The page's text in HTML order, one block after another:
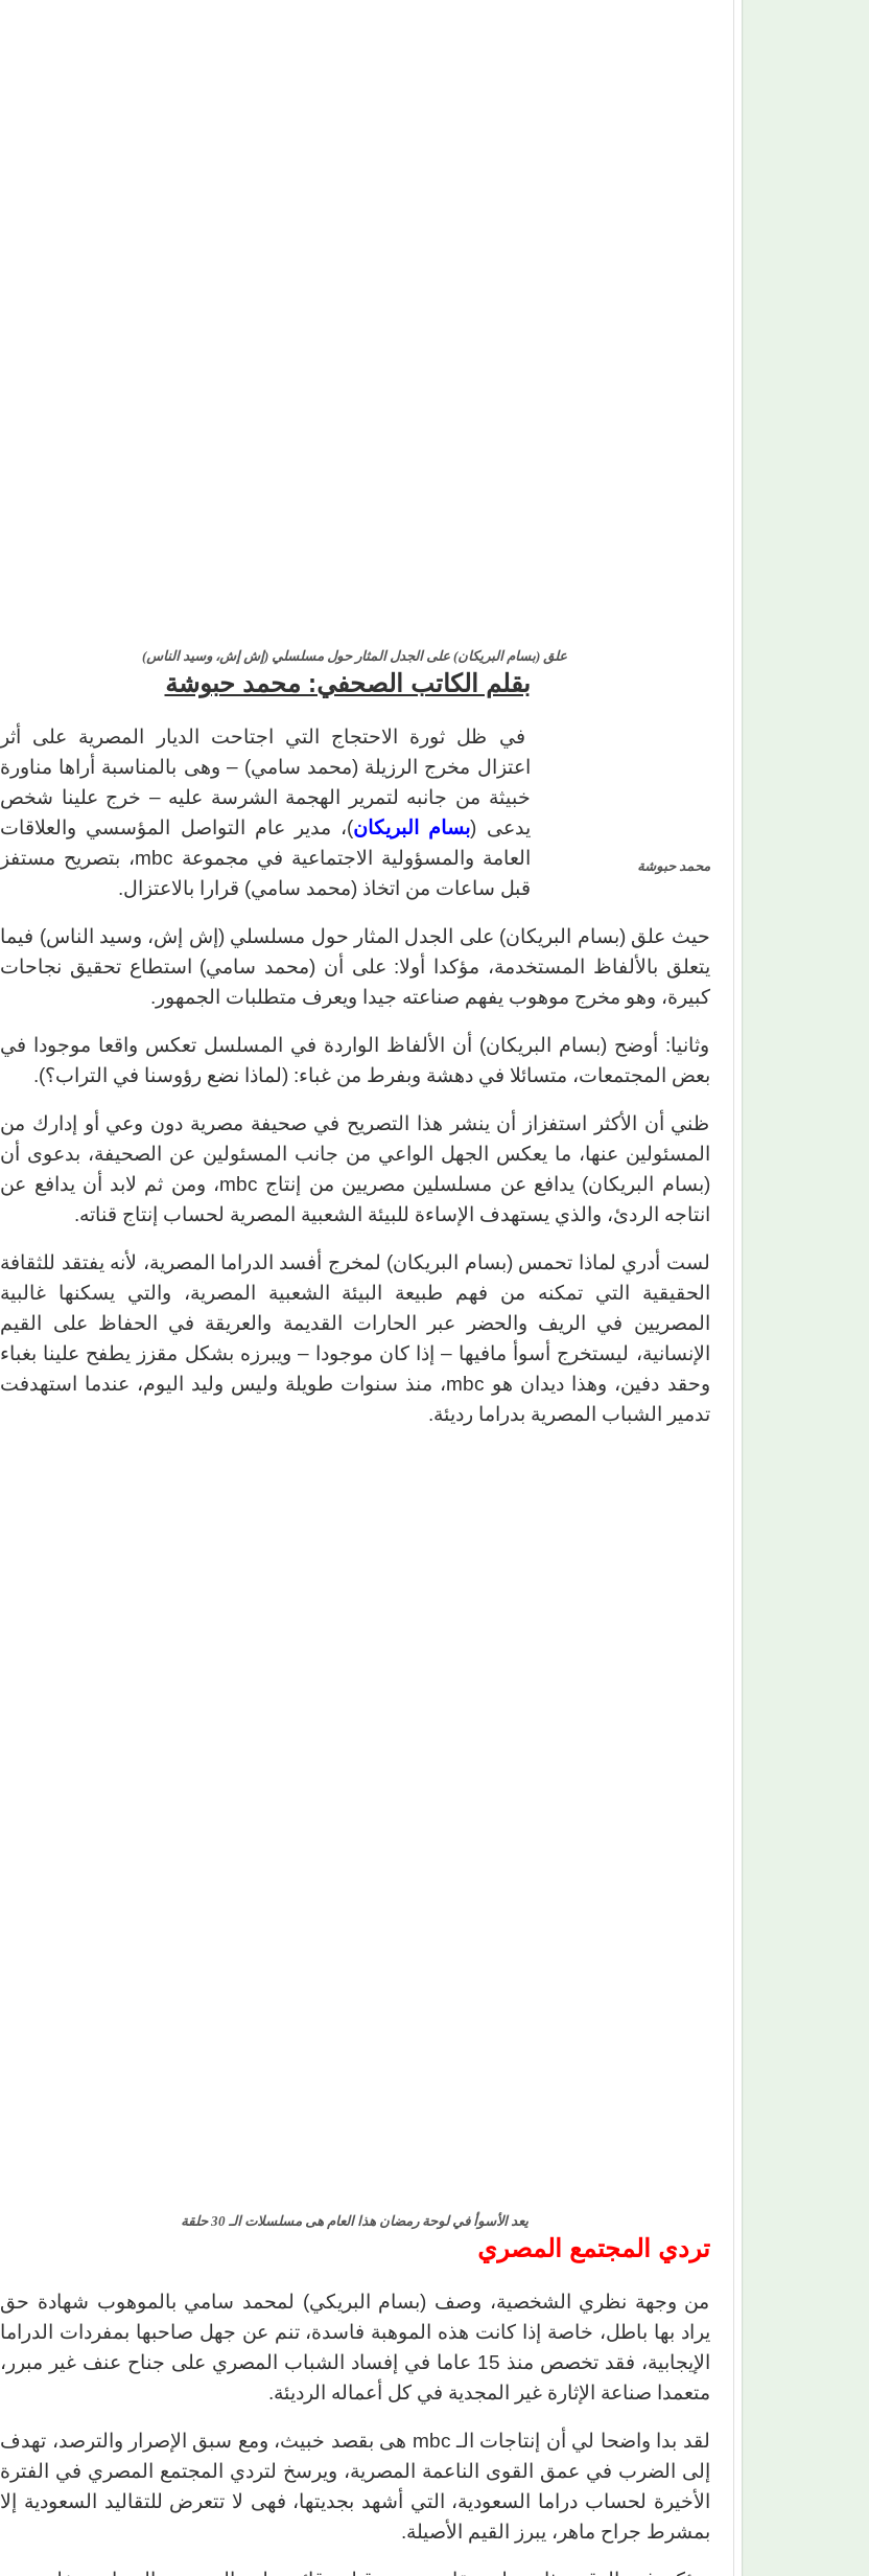
علق (بسام البريكان) على الجدل المثار حول مسلسلي (إش إش، وسيد الناس)
محمد حبوشة
بقلم الكاتب الصحفي: محمد حبوشة
في ظل ثورة الاحتجاج التي اجتاحت الديار المصرية على أثر
اعتزال مخرج الرزيلة (محمد سامي) – وهى بالمناسبة أراها مناورة
خبيثة من جانبه لتمرير الهجمة الشرسة عليه – خرج علينا شخص
يدعى (بسام البريكان)، مدير عام التواصل المؤسسي والعلاقات
العامة والمسؤولية الاجتماعية في مجموعة mbc، بتصريح مستفز
قبل ساعات من اتخاذ (محمد سامي) قرارا بالاعتزال.
حيث علق (بسام البريكان) على الجدل المثار حول مسلسلي (إش إش، وسيد الناس) فيما
يتعلق بالألفاظ المستخدمة، مؤكدا أولا: على أن (محمد سامي) استطاع تحقيق نجاحات
كبيرة، وهو مخرج موهوب يفهم صناعته جيدا ويعرف متطلبات الجمهور.
وثانيا: أوضح (بسام البريكان) أن الألفاظ الواردة في المسلسل تعكس واقعا موجودا في
بعض المجتمعات، متسائلا في دهشة وبفرط من غباء: (لماذا نضع رؤوسنا في التراب؟).
ظني أن الأكثر استفزاز أن ينشر هذا التصريح في صحيفة مصرية دون وعي أو إدارك من
المسئولين عنها، ما يعكس الجهل الواعي من جانب المسئولين عن الصحيفة، بدعوى أن
(بسام البريكان) يدافع عن مسلسلين مصريين من إنتاج mbc، ومن ثم لابد أن يدافع عن
انتاجه الردئ، والذي يستهدف الإساءة للبيئة الشعبية المصرية لحساب إنتاج قناته.
لست أدري لماذا تحمس (بسام البريكان) لمخرج أفسد الدراما المصرية، لأنه يفتقد للثقافة
الحقيقية التي تمكنه من فهم طبيعة البيئة الشعبية المصرية، والتي يسكنها غالبية
المصريين في الريف والحضر عبر الحارات القديمة والعريقة في الحفاظ على القيم
الإنسانية، ليستخرج أسوأ مافيها – إذا كان موجودا – ويبرزه بشكل مقزز يطفح علينا بغباء
وحقد دفين، وهذا ديدان هو mbc، منذ سنوات طويلة وليس وليد اليوم، عندما استهدفت
تدمير الشباب المصرية بدراما رديئة.
يعد الأسوأ في لوحة رمضان هذا العام هى مسلسلات الـ 30 حلقة
تردي المجتمع المصري
من وجهة نظري الشخصية، وصف (بسام البريكي) لمحمد سامي بالموهوب شهادة حق
يراد بها باطل، خاصة إذا كانت هذه الموهبة فاسدة، تنم عن جهل صاحبها بمفردات الدراما
الإيجابية، فقد تخصص منذ 15 عاما في إفساد الشباب المصري على جناح عنف غير مبرر،
متعمدا صناعة الإثارة غير المجدية في كل أعماله الرديئة.
لقد بدا واضحا لي أن إنتاجات الـ mbc هى بقصد خبيث، ومع سبق الإصرار والترصد، تهدف
إلى الضرب في عمق القوى الناعمة المصرية، ويرسخ لتردي المجتمع المصري في الفترة
الأخيرة لحساب دراما السعودية، التي أشهد بجديتها، فهى لا تتعرض للتقاليد السعودية إلا
بمشرط جراح ماهر، يبرز القيم الأصيلة.